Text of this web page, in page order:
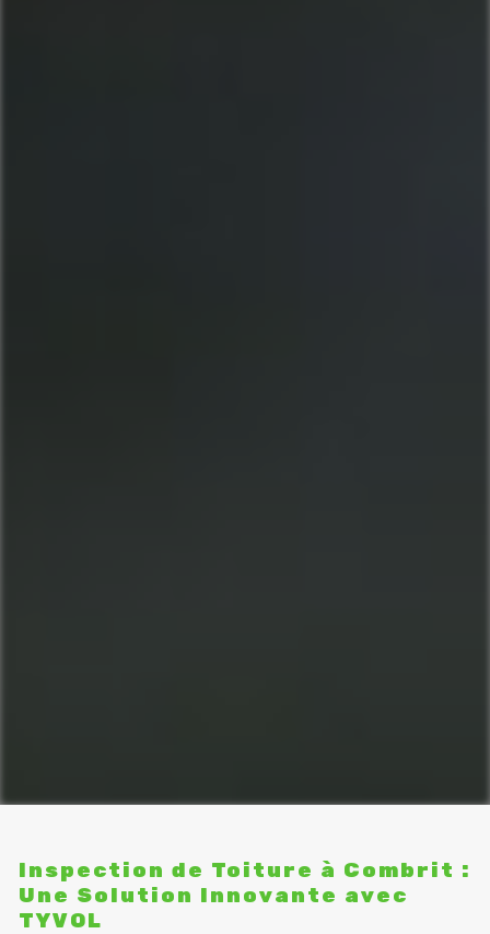
Inspection de Toiture à Combrit :
Une Solution Innovante avec
TYVOL